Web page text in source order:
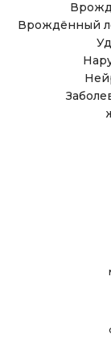
Врождённый